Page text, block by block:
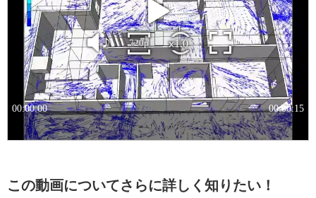
この動画についてさらに詳しく知りたい！